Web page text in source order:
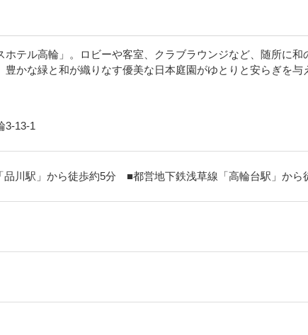
テル高輪」。ロビーや客室、クラブラウンジなど、随所に
かな緑と和が織りなす優美な日本庭園がゆとりと安らぎを
3-13-1
品川駅」から徒歩約5分 ■都営地下鉄浅草線「高輪台駅」から